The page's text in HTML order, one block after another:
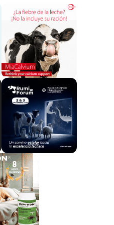
conducen a la
aparición
acidosis, por lo que se
las raciones.
es muy importante en
diferentes dentro de una
que cada grupo suele
las necesidades
que lo integran.
en el rumen en
los ácidos grasos